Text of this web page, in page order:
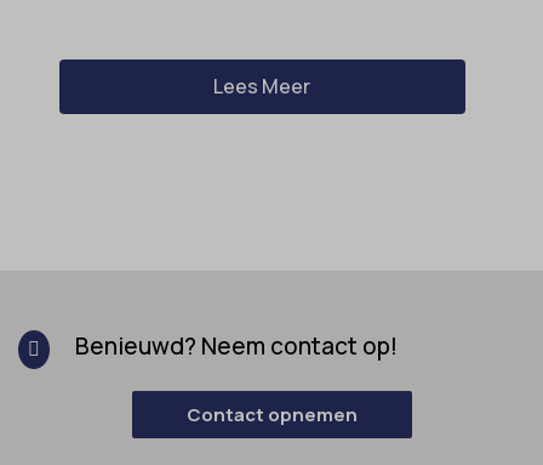
Lees Meer
 Benieuwd? Neem contact op!
Contact opnemen